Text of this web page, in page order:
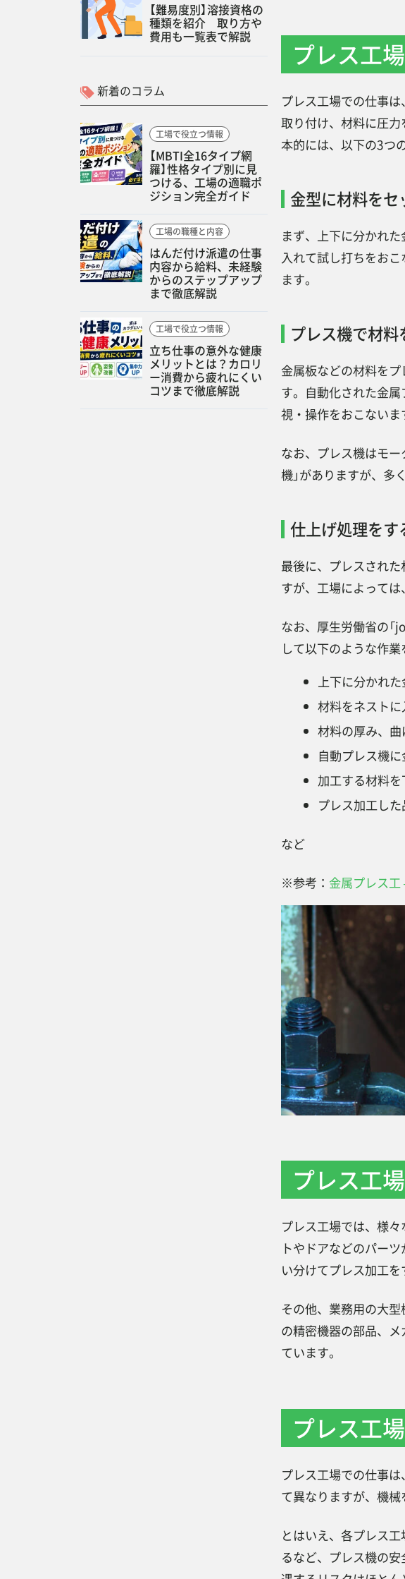
プレス工
プレス工
まとめ
プレス工
プレス工場での仕事
取り付け、材料に圧
本的には、以下の3つ
金型に材料をセ
まず、上下に分かれ
入れて試し打ちをお
ます。
プレス機で材料
金属板などの材料を
す。自動化された金
視・操作をおこないま
なお、プレス機はモー
機」がありますが、多
仕上げ処理をす
最後に、プレスされ
すが、工場によっては
なお、厚生労働省の「
して以下のような作業
上下に分かれた
材料をネストに
材料の厚み、曲
自動プレス機に
加工する材料
プレス加工し
など
※参考： 金属プレス工
プレス工
プレス工場では、様
トやドアなどのパー
い分けてプレス加工
その他、業務用の大
の精密機器の部品、
ています。
プレス工
プレス工場での仕事
て異なりますが、機械
とはいえ、各プレス
るなど、プレス機の
【難易度別】溶接資格の
種類を紹介 取り方や
費用も一覧表で解説
新着のコラム
工場で役立つ情報
【MBTI全16タイプ網
羅】性格タイプ別に見
つける、工場の適職ポ
ジション完全ガイド
工場の職種と内容
はんだ付け派遣の仕事
内容から給料、未経験
からのステップアップ
まで徹底解説
工場で役立つ情報
立ち仕事の意外な健康
メリットとは？カロリ
ー消費から疲れにくい
コツまで徹底解説